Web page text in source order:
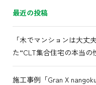
最近の投稿
「木でマンションは大丈
た“CLT集合住宅の本当の
施工事例「Gran X